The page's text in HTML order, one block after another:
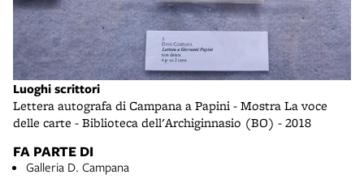
Luoghi scrittori
Lettera autografa di Campana a Papini - Mostra La voce
delle carte - Biblioteca dell'Archiginnasio (BO) - 2018
FA PARTE DI
Galleria D. Campana